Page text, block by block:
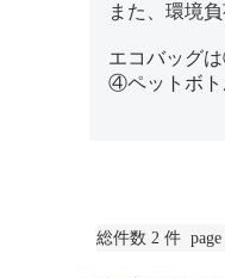
また、環境
エコバッグ
④ペットボト
総件数 2 件